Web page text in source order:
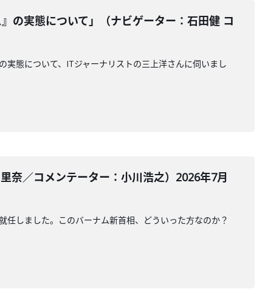
の実態について」（ナビゲーター：石田健 コ
態について、ITジャーナリストの三上洋さんに伺いまし
奈／コメンテーター：小川浩之）2026年7月
しました。このバーナム新首相、どういった方なのか？